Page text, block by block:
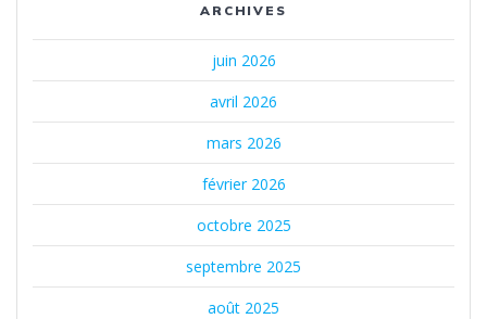
ARCHIVES
juin 2026
avril 2026
mars 2026
février 2026
octobre 2025
septembre 2025
août 2025